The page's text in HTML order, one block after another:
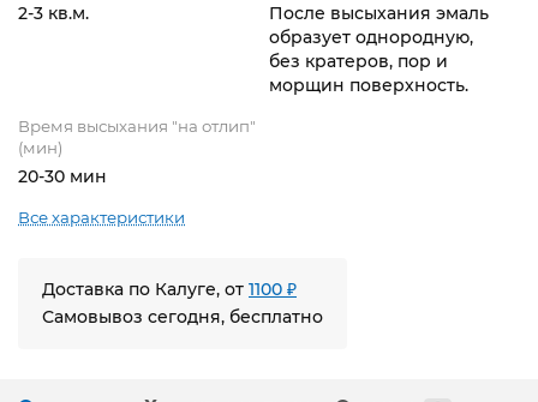
2-3 кв.м.
После высыхания эмаль
образует однородную,
без кратеров, пор и
морщин поверхность.
Время высыхания "на отлип"
(мин)
20-30 мин
Все характеристики
Доставка по Калуге, от 1100 ₽
Самовывоз сегодня, бесплатно